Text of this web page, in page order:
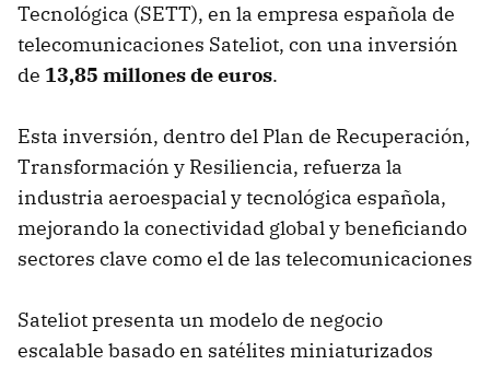
Tecnológica (SETT), en la empresa española de
telecomunicaciones Sateliot, con una inversión
de 13,85 millones de euros.
Esta inversión, dentro del Plan de Recuperación,
Transformación y Resiliencia, refuerza la
industria aeroespacial y tecnológica española,
mejorando la conectividad global y beneficiando
sectores clave como el de las telecomunicaciones
Sateliot presenta un modelo de negocio
escalable basado en satélites miniaturizados